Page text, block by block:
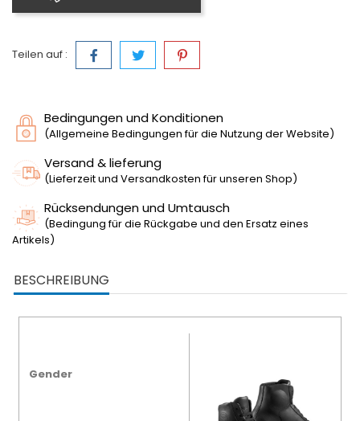
Teilen auf :
Bedingungen und Konditionen
(Allgemeine Bedingungen für die Nutzung der Website)
Versand & lieferung
(Lieferzeit und Versandkosten für unseren Shop)
Rücksendungen und Umtausch
(Bedingung für die Rückgabe und den Ersatz eines
Artikels)
BESCHREIBUNG
Gender